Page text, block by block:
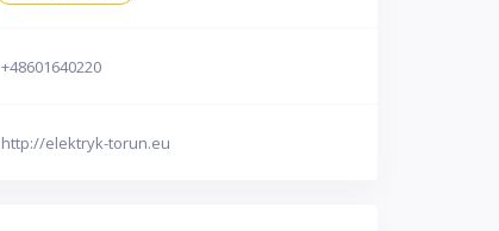
+48601640220
http://elektryk-torun.eu